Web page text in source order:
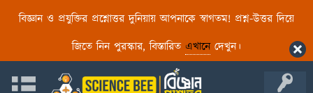
বিজ্ঞান ও প্রযুক্তির প্রশ্নোত্তর দুনিয়ায় আপনাকে স্বাগতম! প্রশ্ন-উত্তর দিয়ে
জিতে নিন পুরস্কার, বিস্তারিত এখানেদেখুন।